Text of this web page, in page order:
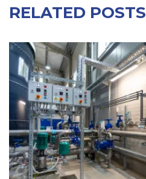
RELATED POSTS